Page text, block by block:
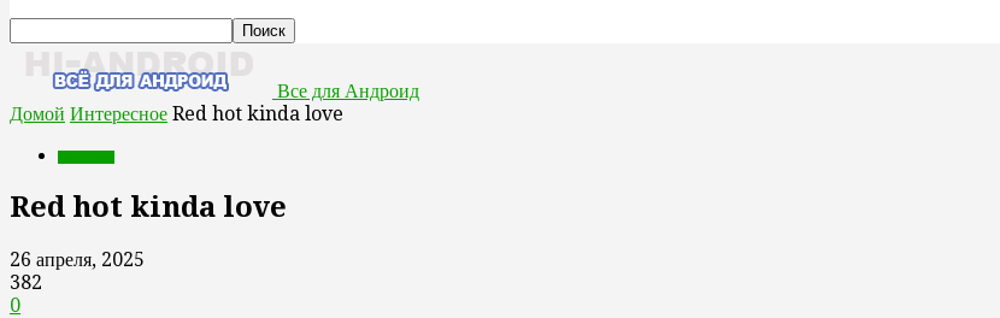
Все для Андроид
Домой Интересное Red hot kinda love
Red hot kinda love
26 апреля, 2025
382
0